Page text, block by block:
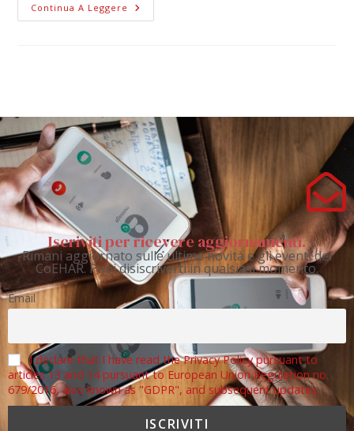
Continua A Leggere
Iscriviti per ricevere aggiornamenti.
Rimani aggiornato sulle ultime novità e gli eventi del
CoEHAR. Puoi disiscriverti in qualsiasi momento.
Email
I declare that I have read the Privacy Policy pursuant to
articles 13 and 14 pursuant to European Union Regulation no.
679/2016, also known as "GDPR", and subsequent updates.